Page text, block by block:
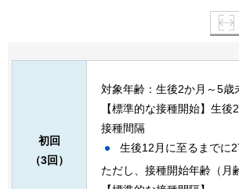
初回
（3回）
対象年齢：生後2か月～5歳
【標準的な接種開始】生
接種間隔
生後12月に至るまでに
ただし、接種開始年齢（月